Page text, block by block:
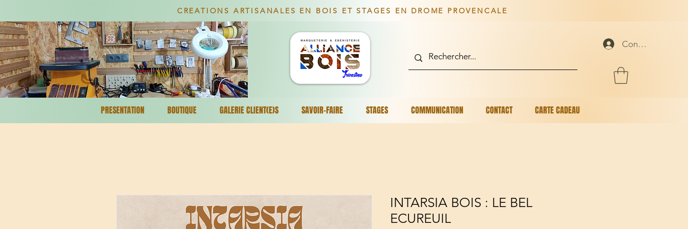
CREATIONS ARTISANALES EN BOIS ET STAGES EN DROME PROVENCALE
Connexion
PRESENTATION BOUTIQUE GALERIE CLIENT(E)S SAVOIR-FAIRE STAGES COMMUNICATION CONTACT CARTE CADEAU
INTARSIA BOIS : LE BEL
ECUREUIL